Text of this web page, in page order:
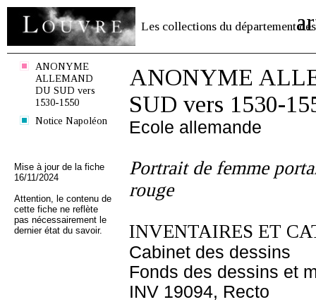
Les collections du département des
ANONYME
ALLEMAND
DU SUD vers
1530-1550
Notice Napoléon
Mise à jour de la fiche
16/11/2024
Attention, le contenu de
cette fiche ne reflète
pas nécessairement le
dernier état du savoir.
ANONYME
SUD vers 1530-
Ecole allemande
Portrait de femme
rouge
INVENTAIRES ET
Cabinet des dessins
Fonds des dessins et
INV 19094, Recto